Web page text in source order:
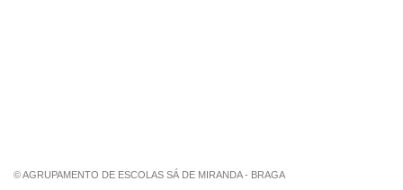
© AGRUPAMENTO DE ESCOLAS SÁ DE MIRANDA - BRAGA